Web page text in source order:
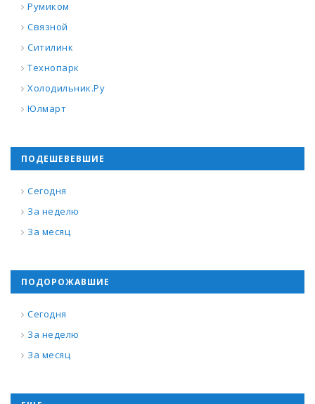
Румиком
Связной
Ситилинк
Технопарк
Холодильник.Ру
Юлмарт
ПОДЕШЕВЕВШИЕ
Сегодня
За неделю
За месяц
ПОДОРОЖАВШИЕ
Сегодня
За неделю
За месяц